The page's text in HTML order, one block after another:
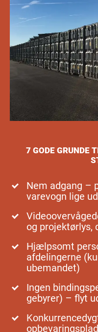
7 GODE GRUNDE
Nem adgang –
varevogn lige
og projektørlys,
Hjælpsomt
afdelingerne
ubemandet)
Ingen
gebyrer) – flyt